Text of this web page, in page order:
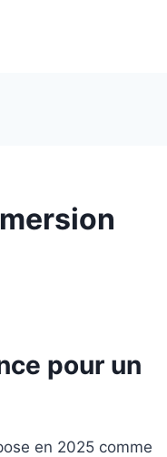
pour un
en 2025 comme